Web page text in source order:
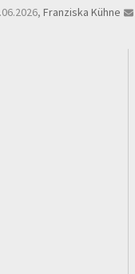
Franziska Kühne